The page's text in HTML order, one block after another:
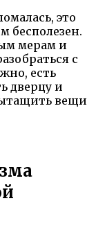
это
бесполезен.
мерам и
с
есть
дверцу и
вещи